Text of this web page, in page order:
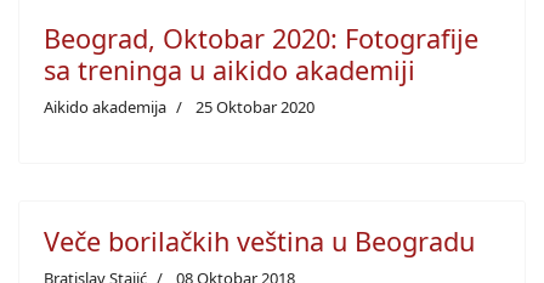
Beograd, Oktobar 2020: Fotografije
sa treninga u aikido akademiji
Aikido akademija 25 Oktobar 2020
Veče borilačkih veština u Beogradu
Bratislav Stajić 08 Oktobar 2018